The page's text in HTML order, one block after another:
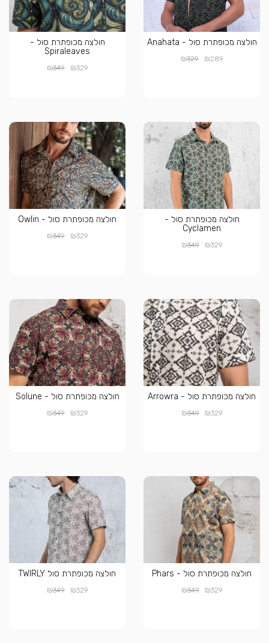
חולצה מכופתרת סול - Anahata
₪289
₪329
חולצה מכופתרת סול -
Spiraleaves
₪329
₪349
חולצה מכופתרת סול -
Cyclamen
₪329
₪349
חולצה מכופתרת סול - Owlin
₪329
₪349
חולצה מכופתרת סול - Arrowra
₪329
₪349
חולצה מכופתרת סול - Solune
₪329
₪349
חולצה מכופתרת סול - Phars
₪329
₪349
חולצה מכופתרת סול TWIRLY
₪329
₪349